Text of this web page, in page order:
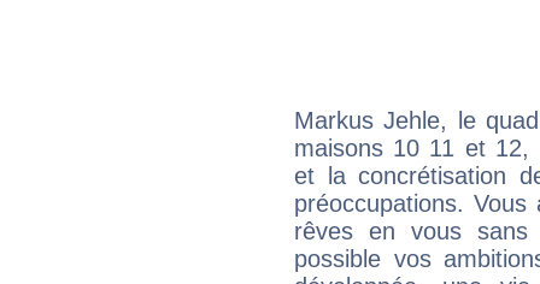
Markus Jehle, le
maisons 10 11 et 12,
et la concrétisation
préoccupations.
rêves en vous sans
possible vos